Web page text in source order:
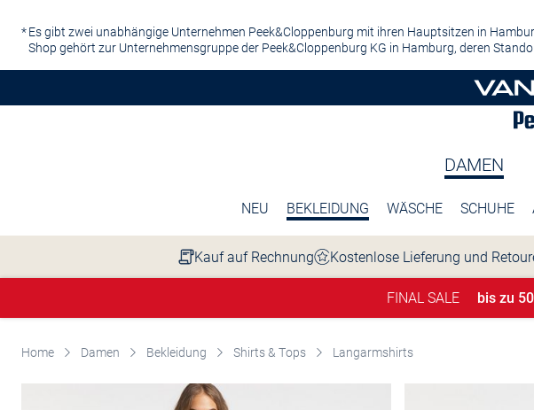
Es gibt zwei unabhängige Unternehmen Peek&Cloppenburg mit ihren Hauptsitzen in
Shop gehört zur Unternehmensgruppe der Peek&Cloppenburg KG in Hamburg, deren
DAMEN
NEU BEKLEIDUNG WÄSCHE SCHUHE
Kauf auf Rechnung Kostenlose Lieferung und
FINAL SALE bis zu
Home Damen Bekleidung Shirts & Tops Langarmshirts